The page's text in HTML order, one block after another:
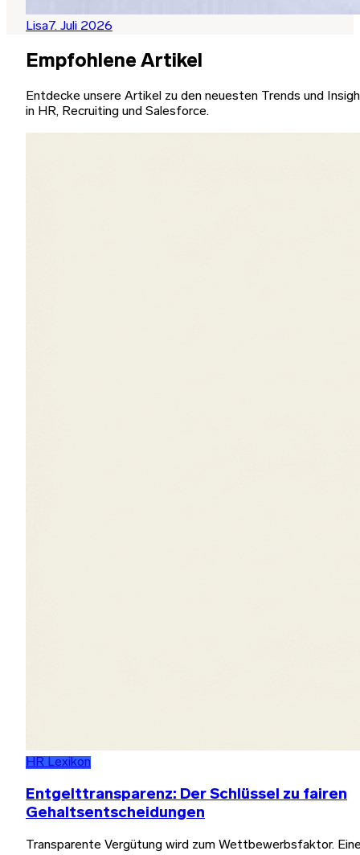
Lisa7. Juli 2026
Empfohlene Artikel
Entdecke unsere Artikel zu den neuesten Trends und
in HR, Recruiting und Salesforce.
HR Lexikon
Entgelttransparenz: Der Schlüssel zu fairen
Gehaltsentscheidungen
Transparente Vergütung wird zum Wettbewerbsfaktor.